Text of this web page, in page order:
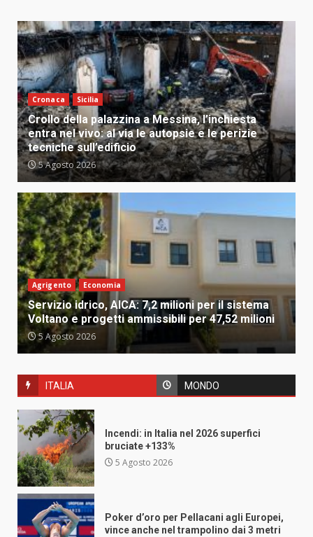
ITALIA MONDO
Incendi: in Italia nel 2026 superfici
bruciate +133%
5 Agosto 2026
Poker d’oro per Pellacani agli Europei,
vince anche nel trampolino dai 3 metri
Cronaca Sicilia
Crollo della palazzina a Messina, l’inchiesta
entra nel vivo: al via le autopsie e le perizie
tecniche sull’edificio
5 Agosto 2026
Agrigento Economia
Servizio idrico, AICA: 7,2 milioni per il sistema
Voltano e progetti ammissibili per 47,52 milioni
5 Agosto 2026